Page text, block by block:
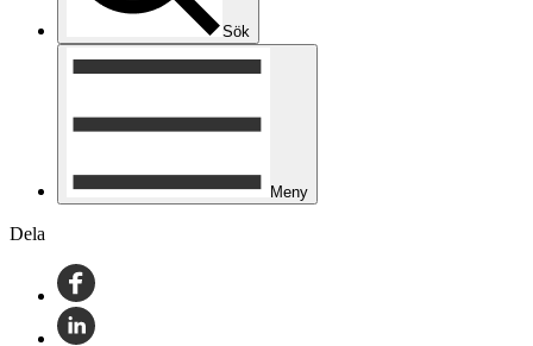
Sök
Meny
Dela